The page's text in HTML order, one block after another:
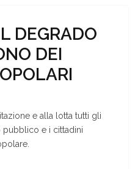
DEGRADO
DEI
e alla lotta tutti gli
pubblico e i cittadini